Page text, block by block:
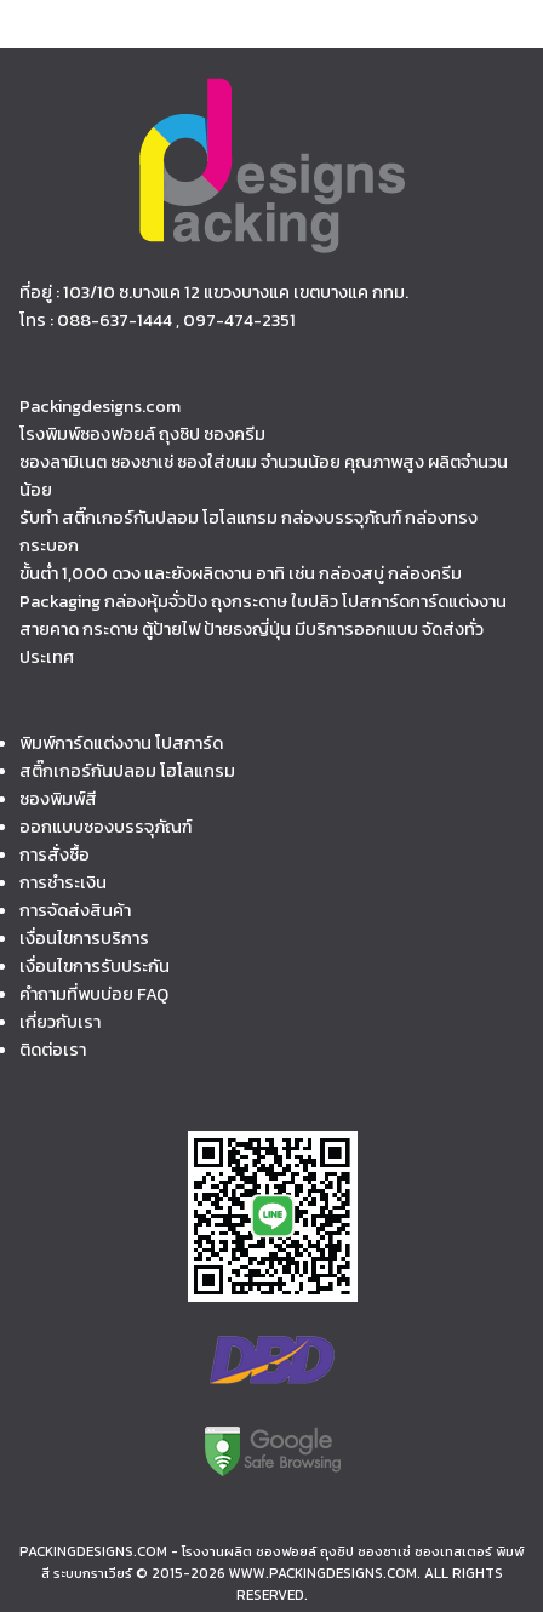
ที่อยู่ : 103/10 ซ.บางแค 12 แขวงบางแค เขตบางแค กทม.
โทร : 088-637-1444 , 097-474-2351
Packingdesigns.com
โรงพิมพ์ซองฟอยล์ ถุงซิป ซองครีม
ซองลามิเนต ซองซาเช่ ซองใส่ขนม จำนวนน้อย คุณภาพสูง ผลิตจำนวน
น้อย
รับทำ สติ๊กเกอร์กันปลอม โฮโลแกรม กล่องบรรจุภัณฑ์ กล่องทรง
กระบอก
ขั้นต่ำ 1,000 ดวง และยังผลิตงาน อาทิ เช่น กล่องสบู่ กล่องครีม
Packaging กล่องหุ้มจั่วปัง ถุงกระดาษ ใบปลิว โปสการ์ดการ์ดแต่งงาน
สายคาด กระดาษ ตู้ป้ายไฟ ป้ายธงญี่ปุ่น มีบริการออกแบบ จัดส่งทั่ว
ประเทศ
พิมพ์การ์ดแต่งงาน โปสการ์ด
สติ๊กเกอร์กันปลอม โฮโลแกรม
ซองพิมพ์สี
ออกแบบซองบรรจุภัณฑ์
การสั่งซื้อ
การชำระเงิน
การจัดส่งสินค้า
เงื่อนไขการบริการ
เงื่อนไขการรับประกัน
คำถามที่พบบ่อย FAQ
เกี่ยวกับเรา
ติดต่อเรา
PACKINGDESIGNS.COM - โรงงานผลิต ซองฟอยล์ ถุงซิป ซองซาเช่ ซองเทสเตอร์ พิมพ์
สี ระบบกราเวียร์ © 2015-2026 WWW.PACKINGDESIGNS.COM. ALL RIGHTS
RESERVED.